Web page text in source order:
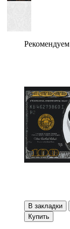
Рекомендуем
В закладки
Купить